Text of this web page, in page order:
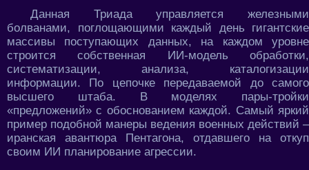
Данная Триада управляется железными
болванами, поглощающими каждый день гигантские
массивы поступающих данных, на каждом уровне
строится собственная ИИ-модель обработки,
систематизации, анализа, каталогизации
информации. По цепочке передаваемой до самого
высшего штаба. В моделях пары-тройки
«предложений» с обоснованием каждой. Самый яркий
пример подобной манеры ведения военных действий –
иранская авантюра Пентагона, отдавшего на откуп
своим ИИ планирование агрессии.